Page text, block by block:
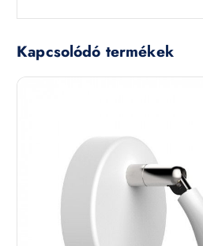
Kapcsolódó termékek